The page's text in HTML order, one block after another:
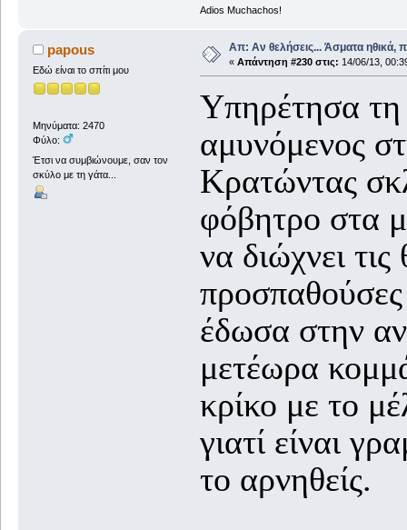
Adios Muchachos!
papous
Εδώ είναι το σπίτι μου
Μηνύματα: 2470
Φύλο:
Έτσι να συμβιώνουμε, σαν τον
σκύλο με τη γάτα...
Απ: Αν θελήσεις... Άσματα ηθικά,
« Απάντηση #230 στις: 14/06/13,
Υπηρέτησα τη
αμυνόμενος
Κρατώντας
φόβητρο στα
να διώχνει
έδωσα στην
μετέωρα
κρίκο με το
γιατί είναι
το αρνηθείς.